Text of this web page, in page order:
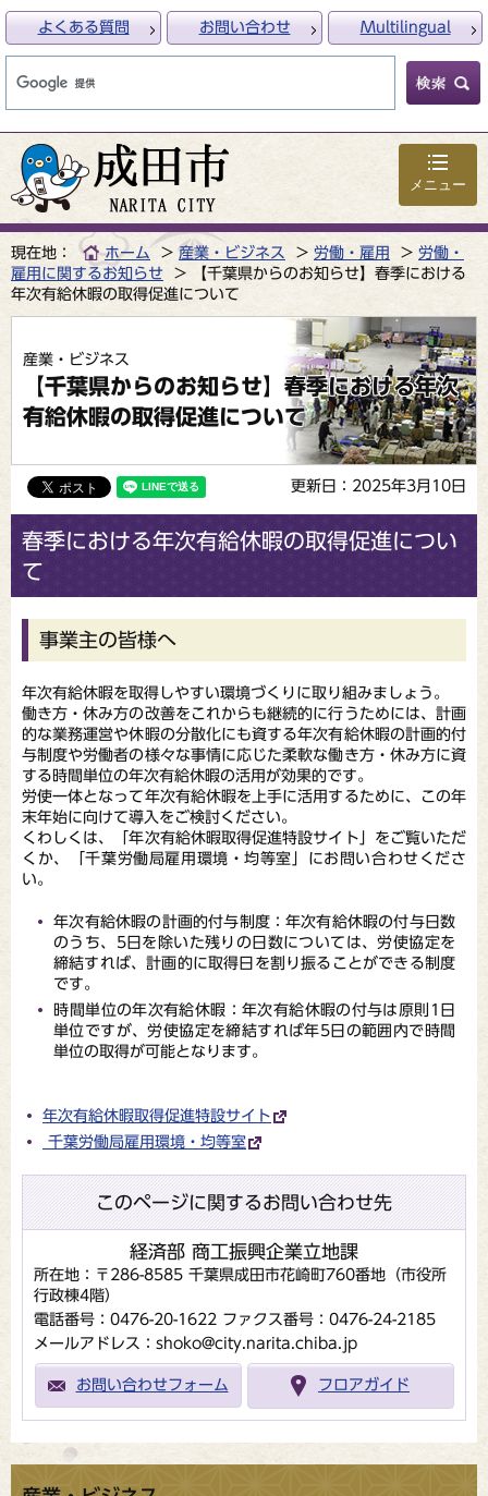
メニュー
よくある質問 お問い合わせ Multilingual
現在地： ホーム 産業・ビジネス 労働・雇用
労働・
雇用に関するお知らせ
【千葉県からのお知らせ】春季における
年次有給休暇の取得促進について
産業・ビジネス
【千葉県からのお知らせ】春季における年次
有給休暇の取得促進について
更新日：2025年3月10日
春季における年次有給休暇の取得促進につい
て
事業主の皆様へ
年次有給休暇を取得しやすい環境づくりに取り組みましょう。
働き方・休み方の改善をこれからも継続的に行うためには、計画
的な業務運営や休暇の分散化にも資する年次有給休暇の計画的付
与制度や労働者の様々な事情に応じた柔軟な働き方・休み方に資
する時間単位の年次有給休暇の活用が効果的です。
労使一体となって年次有給休暇を上手に活用するために、この年
末年始に向けて導入をご検討ください。
くわしくは、「年次有給休暇取得促進特設サイト」をご覧いただ
くか、「千葉労働局雇用環境・均等室」にお問い合わせくださ
い。
年次有給休暇の計画的付与制度：年次有給休暇の付与日数
のうち、5日を除いた残りの日数については、労使協定を
締結すれば、計画的に取得日を割り振ることができる制度
です。
時間単位の年次有給休暇：年次有給休暇の付与は原則1日
単位ですが、労使協定を締結すれば年5日の範囲内で時間
単位の取得が可能となります。
年次有給休暇取得促進特設サイト
千葉労働局雇用環境・均等室
このページに関するお問い合わせ先
経済部 商工振興企業立地課
所在地：〒286-8585 千葉県成田市花崎町760番地（市役所
行政棟4階）
電話番号：0476-20-1622 ファクス番号：0476-24-2185
メールアドレス：shoko@city.narita.chiba.jp
お問い合わせフォーム フロアガイド